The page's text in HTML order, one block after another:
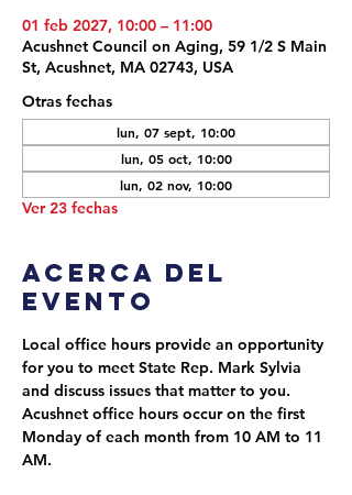
01 feb 2027, 10:00 – 11:00
Acushnet Council on Aging, 59 1/2 S Main
St, Acushnet, MA 02743, USA
Otras fechas
lun, 07 sept, 10:00
lun, 05 oct, 10:00
lun, 02 nov, 10:00
Ver 23 fechas
Acerca del
evento
Local office hours provide an opportunity
for you to meet State Rep. Mark Sylvia
and discuss issues that matter to you.
Acushnet office hours occur on the first
Monday of each month from 10 AM to 11
AM.